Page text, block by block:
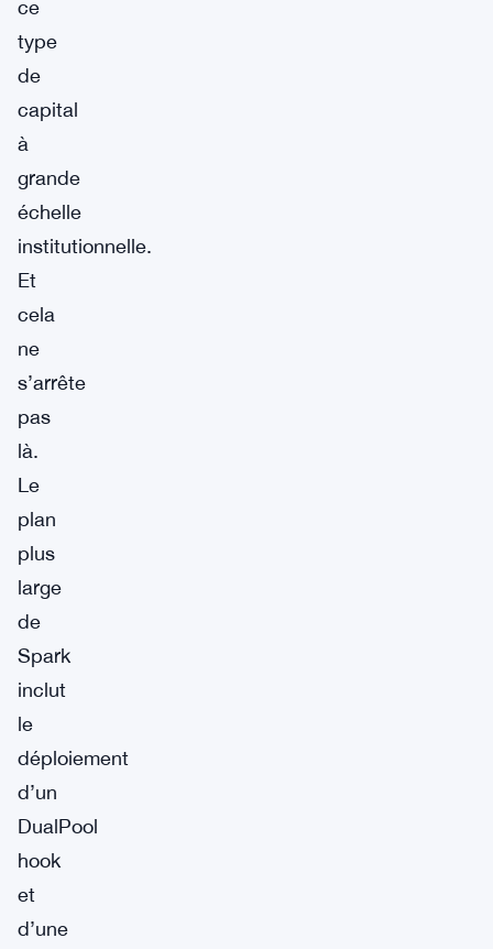
ce
type
de
capital
à
grande
échelle
institutionnelle.
Et
cela
ne
s’arrête
pas
là.
Le
plan
plus
large
de
Spark
inclut
le
déploiement
d’un
DualPool
hook
et
d’une